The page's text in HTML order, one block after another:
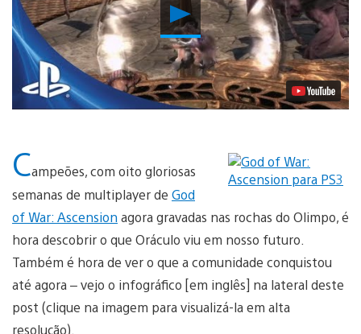
Reproduzir
Vídeo
Campeões, com oito gloriosas
semanas de multiplayer de God
of War: Ascension agora gravadas nas rochas do Olimpo, é
hora descobrir o que Oráculo viu em nosso futuro.
Também é hora de ver o que a comunidade conquistou
até agora – vejo o infográfico [em inglês] na lateral deste
post (clique na imagem para visualizá-la em alta
resolução).